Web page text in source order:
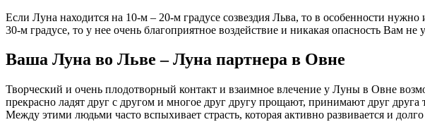
Если Луна находится на 10-м – 20-м градусе созвездия Льва, то в особенности
30-м градусе, то у нее очень благоприятное воздействие и никакая опасность Вам не
Ваша Луна во Льве – Луна партнера в Овне
Творческий и очень плодотворный контакт и взаимное влечение у Луны в Овне
прекрасно ладят друг с другом и многое друг другу прощают, принимают друг друга
Между этими людьми часто вспыхивает страсть, которая активно развивается и долго